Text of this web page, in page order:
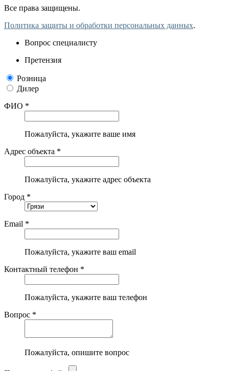
Все права защищены.
Политика защиты и обработки персональных данных.
Вопрос специалисту
Претензия
Розница
Дилер
ФИО *
Пожалуйста, укажите ваше имя
Адрес объекта *
Пожалуйста, укажите адрес объекта
Город *
Email *
Пожалуйста, укажите ваш email
Контактный телефон *
Пожалуйста, укажите ваш телефон
Вопрос *
Пожалуйста, опишите вопрос